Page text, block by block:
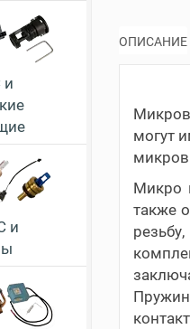
и
и
ОПИСАНИЕ
могут
Микро
также